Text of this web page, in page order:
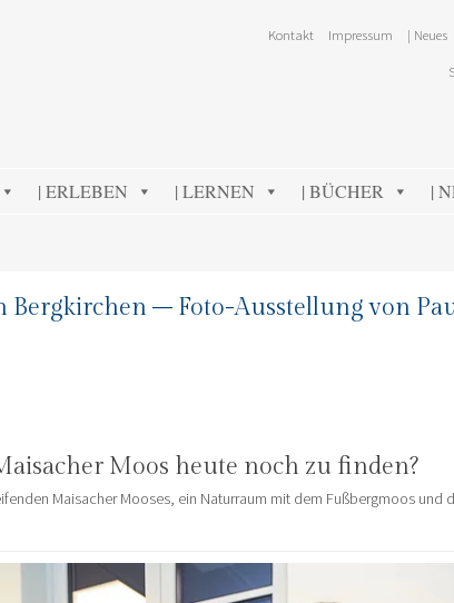
Kontakt Impressum | Neues
| ERLEBEN | LERNEN | BÜCHER |
– Foto-Ausstellung von
Moos heute noch zu finden?
Maisacher Mooses, ein Naturraum mit dem Fußbergmoos und